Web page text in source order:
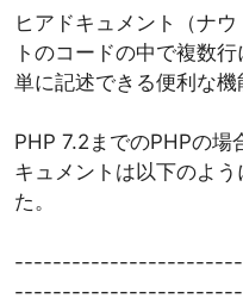
ヒアドキュメント（ナ
トのコードの中で複数
単に記述できる便利な機
PHP 7.2までのPHPの場
キュメントは以下のよ
た。